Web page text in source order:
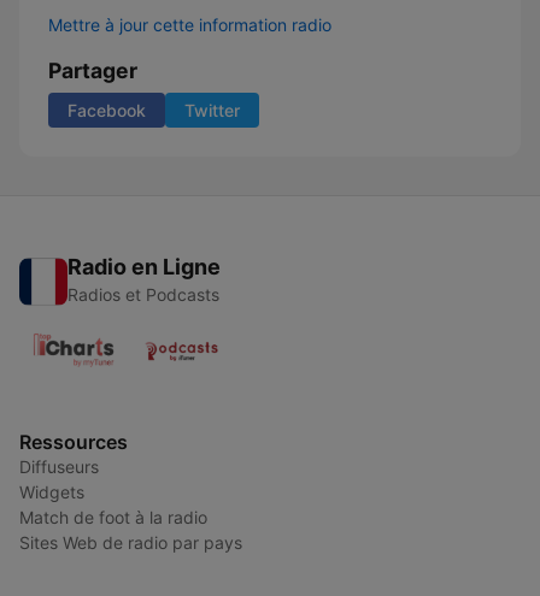
Mettre à jour cette information radio
Partager
Facebook Twitter
Radio en Ligne
Radios et Podcasts
Ressources
Diffuseurs
Widgets
Match de foot à la radio
Sites Web de radio par pays